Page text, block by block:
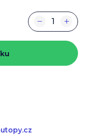
+
−
utopy.cz